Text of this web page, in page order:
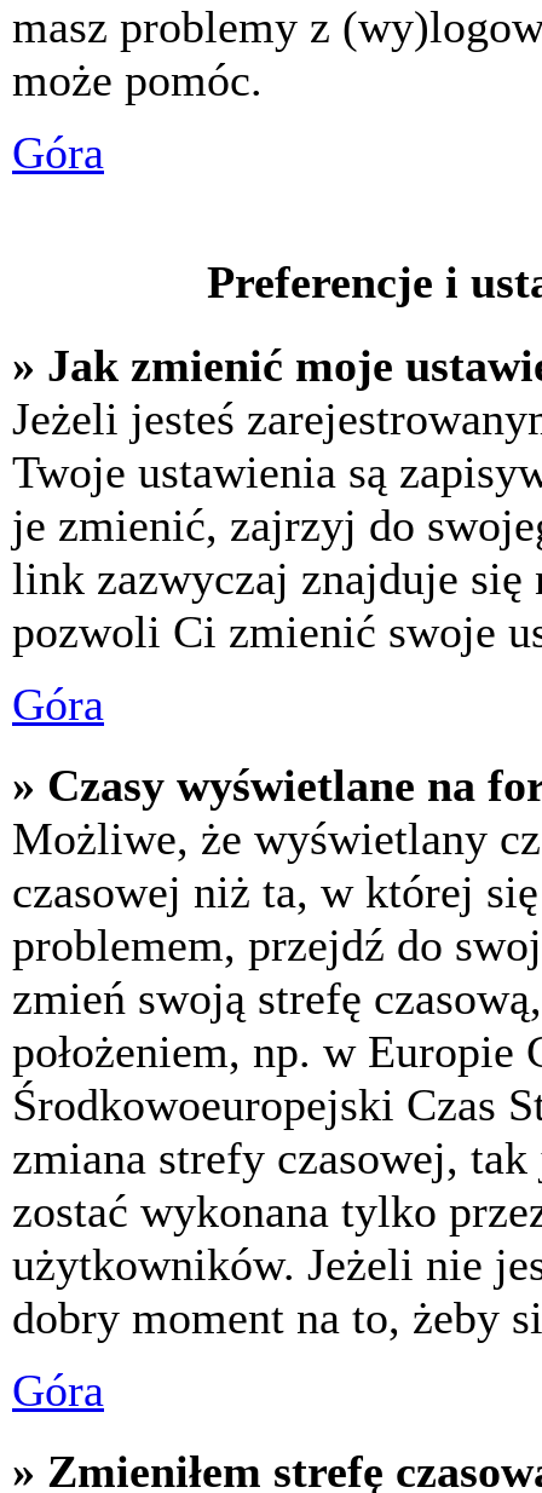
masz problemy z
może pomóc.
Góra
Preferencje i
» Jak zmienić moje
Jeżeli jesteś
Twoje ustawienia są
je zmienić, zajrzyj do
link zazwyczaj znajduje się
pozwoli Ci zmienić swoje
Góra
» Czasy wyświetlane na
Możliwe, że wyświetlany
czasowej niż ta, w której
problemem, przejdź do
zmień swoją strefę
położeniem, np. w Europie
Środkowoeuropejski Czas
zmiana strefy czasowej,
zostać wykonana tylko
użytkowników. Jeżeli nie
dobry moment na to, żeby
Góra
» Zmieniłem strefę